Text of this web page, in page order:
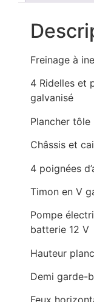
Freinage à
4 Ridelles et
galvanisé
Plancher tôle
Châssis et
4 poignées
Timon en V
Pompe
batterie 12 V
Hauteur
Demi garde-